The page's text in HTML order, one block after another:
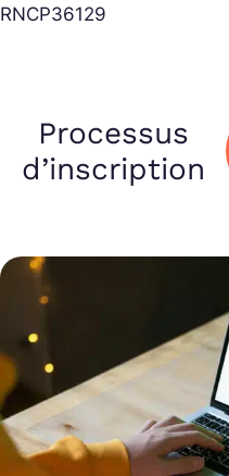
RNCP36129
Processus
d’inscription